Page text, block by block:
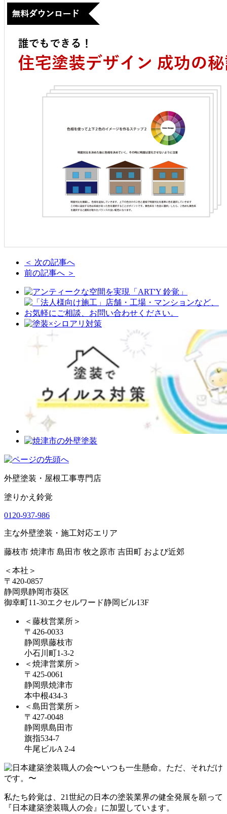
＜ 次の記事へ
前の記事へ ＞
外壁塗装・屋根工事専門店
塗りかえ鈴覚
0120-937-986
主な外壁塗装・施工対応エリア
藤枝市 焼津市 島田市 牧之原市 吉田町 および近郊
＜本社＞
〒420-0857
静岡県静岡市葵区
御幸町11-30エクセルワード静岡ビル13F
＜藤枝営業所＞
〒426-0033
静岡県藤枝市
小石川町1-3-2
＜焼津営業所＞
〒425-0061
静岡県焼津市
本中根434-3
＜島田営業所＞
〒427-0048
静岡県島田市
旗指534-7
牛尾ビルA 2-4
私たち鈴覚は、21世紀の日本の塗装業界の健全発展を願って
『日本建築塗装職人の会』に加盟しています。